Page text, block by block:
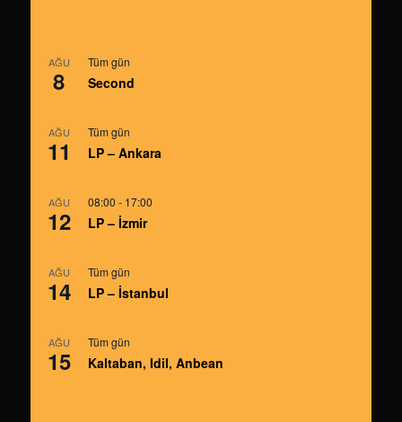
AĞU
8
Tüm gün
Second
AĞU
11
Tüm gün
LP – Ankara
AĞU
12
08:00 - 17:00
LP – İzmir
AĞU
14
Tüm gün
LP – İstanbul
AĞU
15
Tüm gün
Kaltaban, Idil, Anbean